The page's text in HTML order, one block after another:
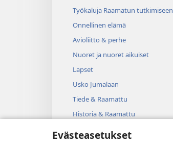
Evästeasetukset
Työkaluja Raamatun tutkimiseen
Onnellinen elämä
Avioliitto & perhe
Nuoret ja nuoret aikuiset
Lapset
Usko Jumalaan
Tiede & Raamattu
Historia & Raamattu